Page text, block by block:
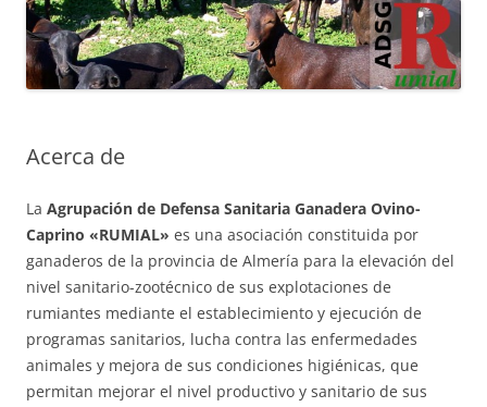
Acerca de
La Agrupación de Defensa Sanitaria Ganadera Ovino-
Caprino «RUMIAL» es una asociación constituida por
ganaderos de la provincia de Almería para la elevación del
nivel sanitario-zootécnico de sus explotaciones de
rumiantes mediante el establecimiento y ejecución de
programas sanitarios, lucha contra las enfermedades
animales y mejora de sus condiciones higiénicas, que
permitan mejorar el nivel productivo y sanitario de sus